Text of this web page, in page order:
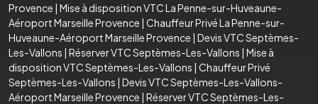
Provence | Mise à disposition VTC La Penne-sur-Huveaune-
Aéroport Marseille Provence | Chauffeur Privé La Penne-sur-
Huveaune-Aéroport Marseille Provence | Devis VTC Septèmes-
Les-Vallons | Réserver VTC Septèmes-Les-Vallons | Mise à
disposition VTC Septèmes-Les-Vallons | Chauffeur Privé
Septèmes-Les-Vallons | Devis VTC Septèmes-Les-Vallons-
Aéroport Marseille Provence | Réserver VTC Septèmes-Les-